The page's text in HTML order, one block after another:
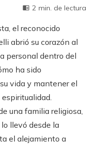
2 min. de lectura
el reconocido
abrió su corazón al
personal dentro del
ha sido
vida y mantener el
una familia religiosa,
llevó desde la
el alejamiento a